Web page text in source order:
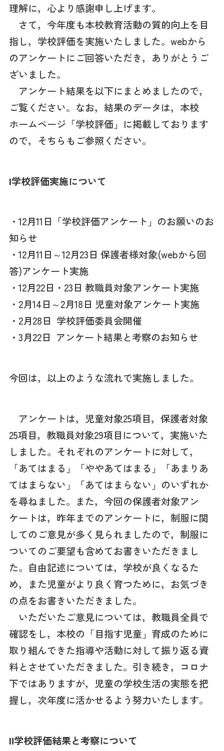
理解に，心より感謝申し上げます。
さて，今年度も本校教育活動の質的向上を目
指し，学校評価を実施いたしました。webから
のアンケートにご回答いただき，ありがとうご
ざいました。
アンケート結果を以下にまとめましたので，
ご覧ください。なお，結果のデータは，本校
ホームページ「学校評価」に掲載しております
ので，そちらもご参照ください。
Ⅰ学校評価実施について
・12月11日「学校評価アンケート」のお願いのお
知らせ
・12月11日～12月23日 保護者様対象(webから回
答)アンケート実施
・12月22日・23日 教職員対象アンケート実施
・2月14日～2月18日 児童対象アンケート実施
・2月28日 学校評価委員会開催
・3月22日 アンケート結果と考察のお知らせ
今回は，以上のような流れで実施しました。
アンケートは，児童対象25項目，保護者対象
25項目，教職員対象29項目について，実施いた
しました。それぞれのアンケートに対して，
「あてはまる」「ややあてはまる」「あまりあ
てはまらない」「あてはまらない」のいずれか
を尋ねました。また，今回の保護者対象アン
ケートは，昨年までのアンケートに，制服に関
してのご意見が多く見られましたので，制服に
ついてのご要望も含めてお書きいただきまし
た。自由記述については，学校が良くなるた
め，また児童がより良く育つために，お気づき
の点をお書きいただきました。
いただいたご意見については，教職員全員で
確認をし，本校の「目指す児童」育成のために
取り組んできた指導や活動に対して振り返る資
料とさせていただきました。引き続き，コロナ
下ではありますが，児童の学校生活の実態を把
握し，次年度に活かせるよう努力いたします。
Ⅱ学校評価結果と考察について